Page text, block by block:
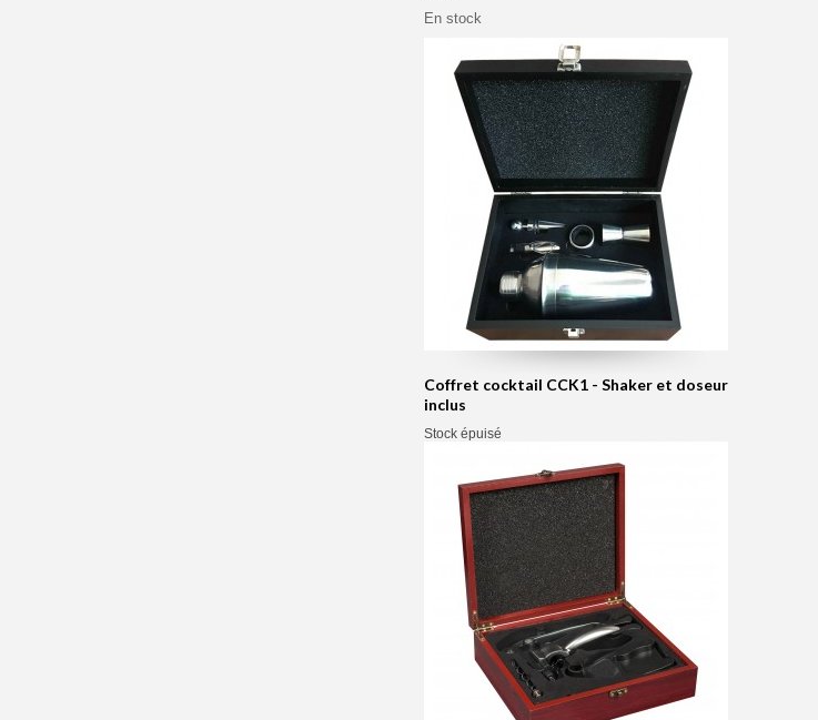
En stock
Coffret cocktail CCK1 - Shaker et doseur
inclus
Stock épuisé